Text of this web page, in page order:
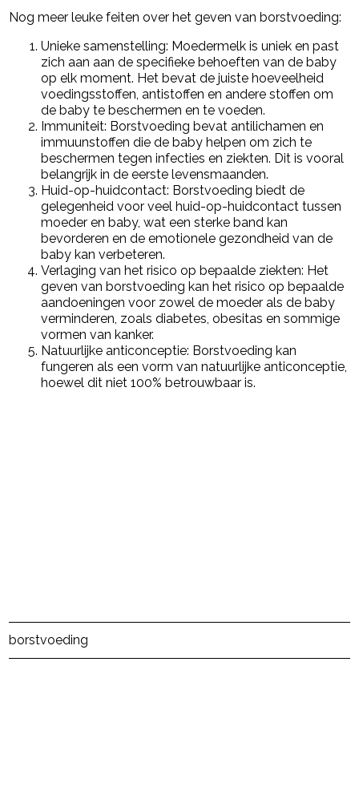
Nog meer leuke feiten over het geven van borstvoeding:
Unieke samenstelling: Moedermelk is uniek en past
zich aan aan de specifieke behoeften van de baby
op elk moment. Het bevat de juiste hoeveelheid
voedingsstoffen, antistoffen en andere stoffen om
de baby te beschermen en te voeden.
Immuniteit: Borstvoeding bevat antilichamen en
immuunstoffen die de baby helpen om zich te
beschermen tegen infecties en ziekten. Dit is vooral
belangrijk in de eerste levensmaanden.
Huid-op-huidcontact: Borstvoeding biedt de
gelegenheid voor veel huid-op-huidcontact tussen
moeder en baby, wat een sterke band kan
bevorderen en de emotionele gezondheid van de
baby kan verbeteren.
Verlaging van het risico op bepaalde ziekten: Het
geven van borstvoeding kan het risico op bepaalde
aandoeningen voor zowel de moeder als de baby
verminderen, zoals diabetes, obesitas en sommige
vormen van kanker.
Natuurlijke anticonceptie: Borstvoeding kan
fungeren als een vorm van natuurlijke anticonceptie,
hoewel dit niet 100% betrouwbaar is.
borstvoeding